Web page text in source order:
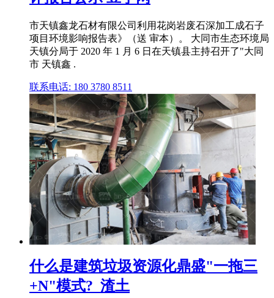
市天镇鑫龙石材有限公司利用花岗岩废石深加工成石子
项目环境影响报告表》（送 审本）。 大同市生态环境局
天镇分局于 2020 年 1 月 6 日在天镇县主持召开了"大同
市 天镇鑫 .
联系电话: 180 3780 8511
什么是建筑垃圾资源化鼎盛"一拖三
+N"模式?_渣土